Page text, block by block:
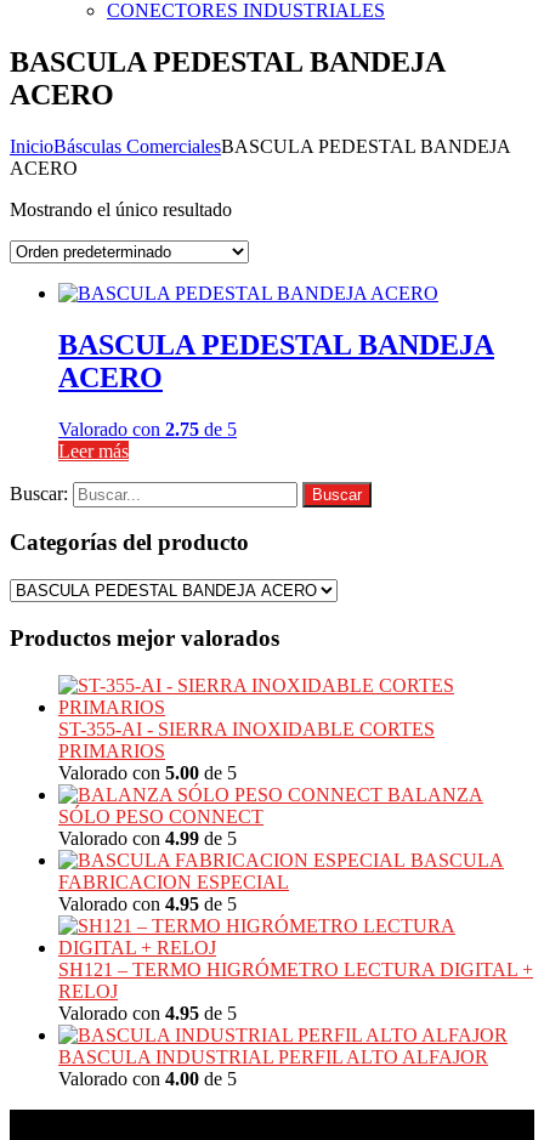
CONECTORES INDUSTRIALES
BASCULA PEDESTAL BANDEJA
ACERO
InicioBásculas ComercialesBASCULA PEDESTAL BANDEJA
ACERO
Mostrando el único resultado
BASCULA PEDESTAL BANDEJA
ACERO
Valorado con 2.75 de 5
Leer más
Buscar: Buscar
Categorías del producto
Productos mejor valorados
ST-355-AI - SIERRA INOXIDABLE CORTES
PRIMARIOS
Valorado con 5.00 de 5
BALANZA
SÓLO PESO CONNECT
Valorado con 4.99 de 5
BASCULA
FABRICACION ESPECIAL
Valorado con 4.95 de 5
SH121 – TERMO HIGRÓMETRO LECTURA DIGITAL +
RELOJ
Valorado con 4.95 de 5
BASCULA INDUSTRIAL PERFIL ALTO ALFAJOR
Valorado con 4.00 de 5